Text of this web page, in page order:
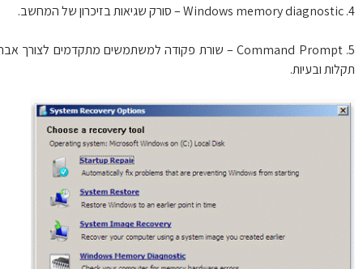
5. Command Prompt – שורת פקודה למשתמשים מתקדמים לצורך אבחון
ובעיות.